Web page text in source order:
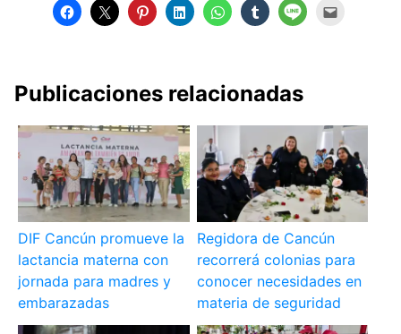
Publicaciones relacionadas
DIF Cancún promueve la
lactancia materna con
jornada para madres y
embarazadas
Regidora de Cancún
recorrerá colonias para
conocer necesidades en
materia de seguridad